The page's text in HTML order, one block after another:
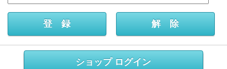
ショップ ログイン